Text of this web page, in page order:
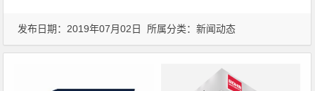
发布日期：2019年07月02日 所属分类：新闻动态